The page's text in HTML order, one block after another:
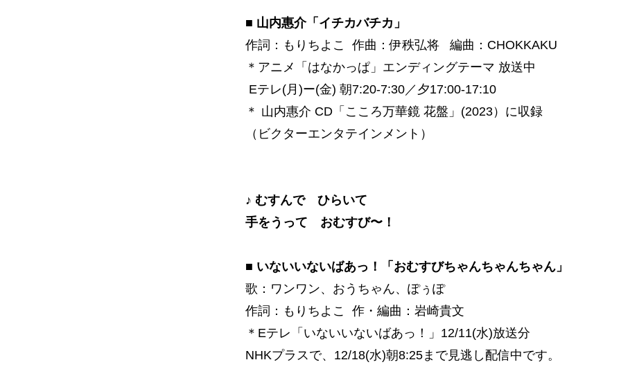
■ 山内惠介「イチカバチカ」
作詞：もりちよこ 作曲：伊秩弘将 編曲：CHOKKAKU
＊アニメ「はなかっぱ」エンディングテーマ 放送中
Eテレ(月)ー(金) 朝7:20-7:30／夕17:00-17:10
＊ 山内惠介 CD「こころ万華鏡 花盤」(2023）に収録
（ビクターエンタテインメント）
♪ むすんで ひらいて
手をうって おむすび〜！
■ いないいないばあっ！「おむすびちゃんちゃんちゃん」
歌：ワンワン、おうちゃん、ぽぅぽ
作詞：もりちよこ 作・編曲：岩崎貴文
＊Eテレ「いないいないばあっ！」12/11(水)放送分
NHKプラスで、12/18(水)朝8:25まで見逃し配信中です。